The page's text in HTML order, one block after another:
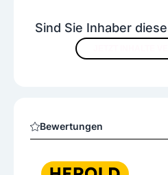
Sind Sie Inhaber
Bewertungen